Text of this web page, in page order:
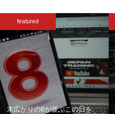
featured
末広がりの8が並ぶこの日を